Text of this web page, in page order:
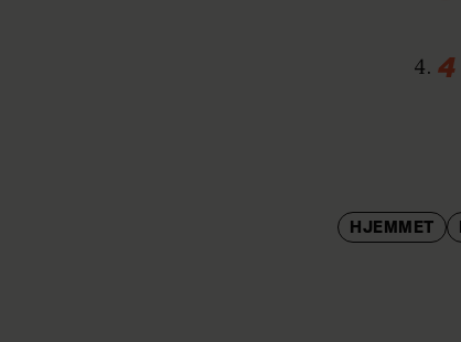
HJEMMET